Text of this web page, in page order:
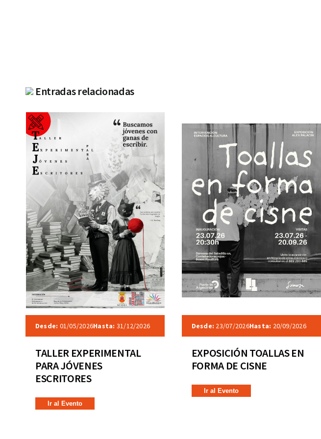
Entradas relacionadas
Desde: 01/05/2026Hasta: 31/12/2026
TALLER EXPERIMENTAL
PARA JÓVENES
ESCRITORES
Ir al Evento
Desde: 23/07/2026Hasta: 20/09/2026
EXPOSICIÓN TOALLAS EN
FORMA DE CISNE
Ir al Evento